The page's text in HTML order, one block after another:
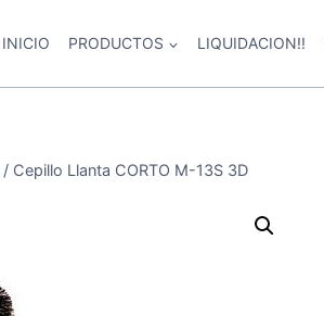
INICIO PRODUCTOS LIQUIDACION!!
/ Cepillo Llanta CORTO M-13S 3D